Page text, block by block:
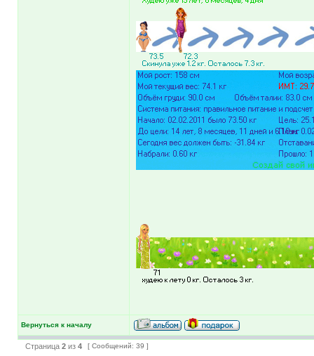
Вернуться к началу
Страница 2 из 4 [ Сообщений: 39 ]